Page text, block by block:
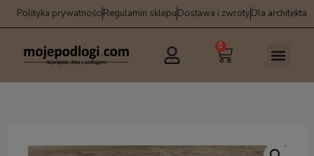
Polityka prywatnościRegulamin sklepuDostawa i zwrotyDla architekta
0